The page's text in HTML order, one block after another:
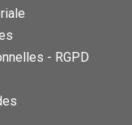
- RGPD